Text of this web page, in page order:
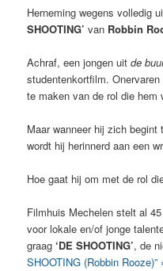
Herneming wegens volledig
SHOOTING’ van Robbin
Achraf, een jongen uitde
studentenkortfilm.
te maken van de rol die hem
Maar wanneer hij zich
wordt hij herinnerd aan een
Hoe gaat hij om met de rol
Filmhuis Mechelen stelt al
voor lokale en/of jonge
graag‘DE SHOOTING’, de
SHOOTING (Robbin Rooze)”